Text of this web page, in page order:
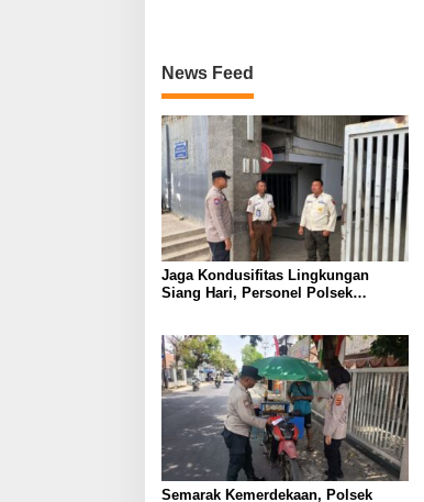
News Feed
Jaga Kondusifitas Lingkungan
Siang Hari, Personel Polsek
Leetex Garment
Semarak Kemerdekaan, Polsek